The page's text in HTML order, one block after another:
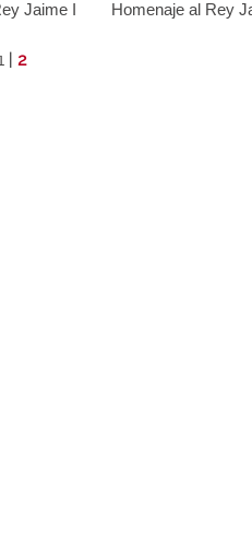
Jaime I Homenaje al Rey
| 2